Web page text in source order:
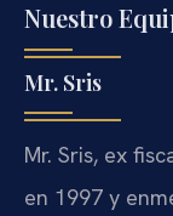
Nuestro
Mr. Sris
Mr. Sris, ex
en 1997 y